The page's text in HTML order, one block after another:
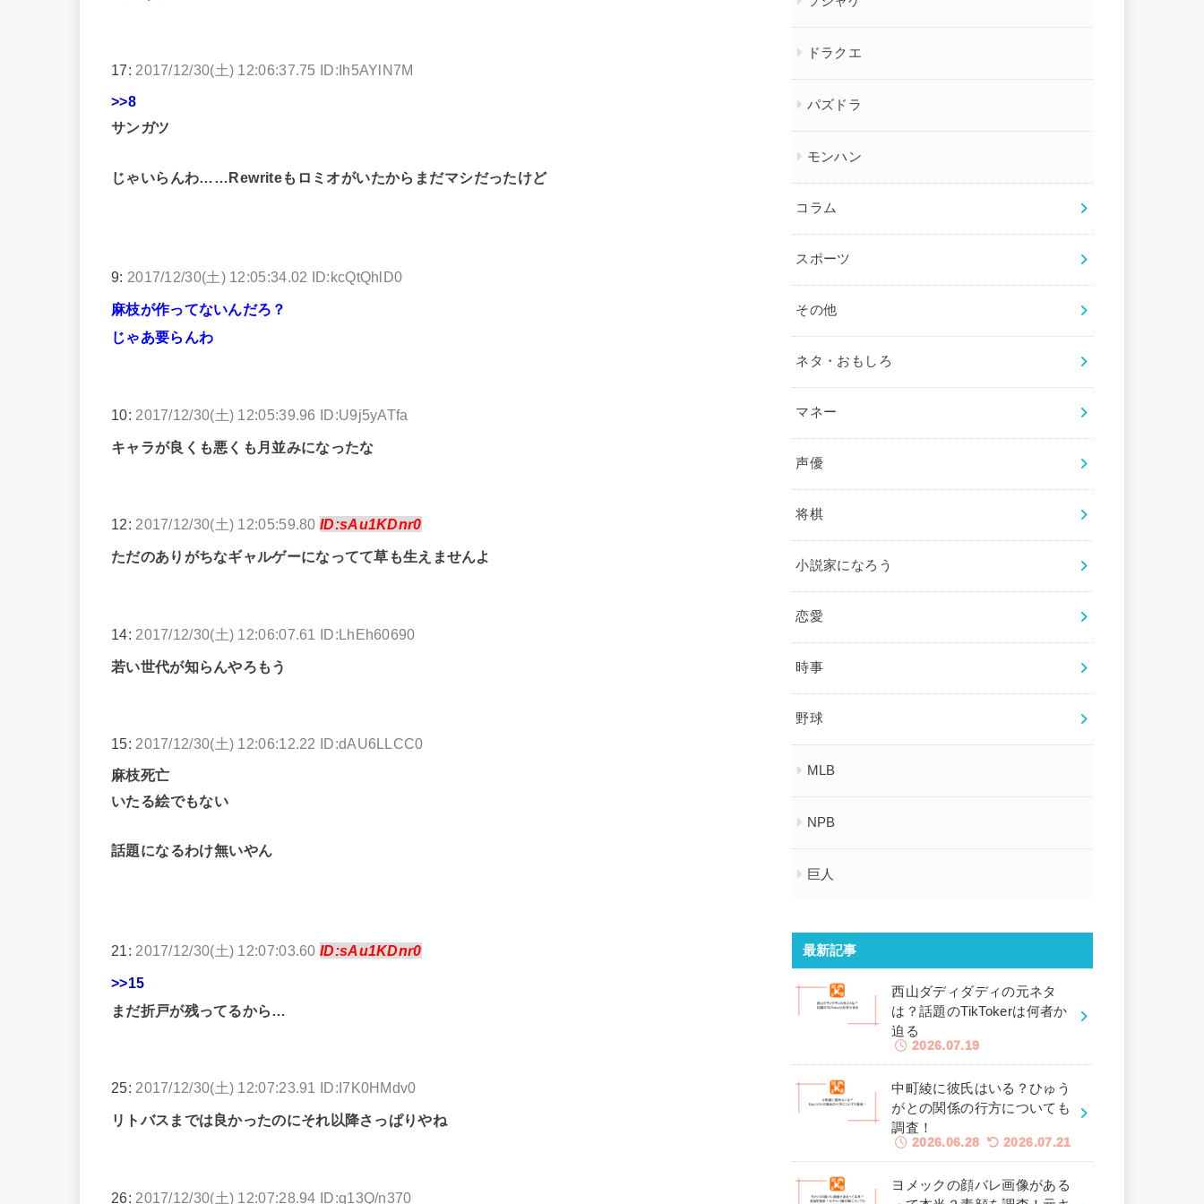
17: 2017/12/30(土) 12:06:37.75 ID:Ih5AYlN7M
>>8
サンガツ
じゃいらんわ……Rewriteもロミオがいたからまだマシだったけど
9: 2017/12/30(土) 12:05:34.02 ID:kcQtQhlD0
麻枝が作ってないんだろ？
じゃあ要らんわ
10: 2017/12/30(土) 12:05:39.96 ID:U9j5yATfa
キャラが良くも悪くも月並みになったな
12: 2017/12/30(土) 12:05:59.80ID:sAu1KDnr0
ただのありがちなギャルゲーになってて草も生えませんよ
14: 2017/12/30(土) 12:06:07.61 ID:LhEh60690
若い世代が知らんやろもう
15: 2017/12/30(土) 12:06:12.22 ID:dAU6LLCC0
麻枝死亡
いたる絵でもない
話題になるわけ無いやん
21: 2017/12/30(土) 12:07:03.60ID:sAu1KDnr0
>>15
まだ折戸が残ってるから…
25: 2017/12/30(土) 12:07:23.91 ID:I7K0HMdv0
リトバスまでは良かったのにそれ以降さっぱりやね
26: 2017/12/30(土) 12:07:28.94 ID:q13Q/n370
ドラクエ
パズドラ
モンハン
コラム
スポーツ
その他
ネタ・おもしろ
マネー
声優
将棋
小説家になろう
恋愛
時事
野球
MLB
NPB
巨人
最新記事
西山ダディダディの元ネタ
は？話題のTikTokerは何者か
迫る
2026.07.19
中町綾に彼氏はいる？ひゅう
がとの関係の行方についても
調査！
2026.06.28 2026.07.21
ヨメックの顔バレ画像がある